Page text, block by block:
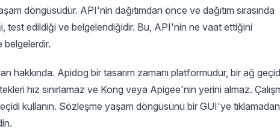
döngüsüdür. API'nin dağıtımdan önce ve dağıtım sırasında
test edildiği ve belgelendiğidir. Bu, API'nin ne vaat ettiğini
belgelerdir.
hakkında. Apidog bir tasarım zamanı platformudur, bir ağ
hız sınırlamaz ve Kong veya Apigee'nin yerini almaz.
kullanın. Sözleşme yaşam döngüsünü bir GUI'ye tıklamadan